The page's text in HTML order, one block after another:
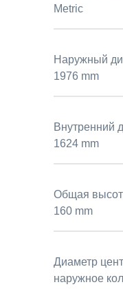
Metric
Наружный
1976 mm
Внутренний
1624 mm
Общая
160 mm
Диаметр
наружное